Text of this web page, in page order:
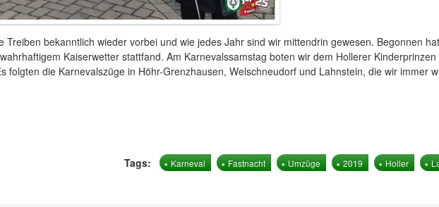
Treiben bekanntlich wieder vorbei und wie jedes Jahr sind wir mittendrin gewesen. Begonnen
Kaiserwetter stattfand. Am Karnevalssamstag boten wir dem Hollerer
folgten die Karnevalszüge in Höhr-Grenzhausen, Welschneudorf und Lahnstein, die wir immer
Tags: Karneval Fastnacht Umzüge 2019 Holler